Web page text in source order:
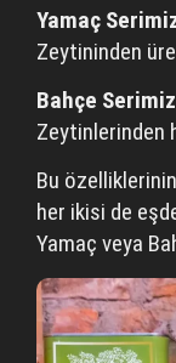
Yamaç
Zeytininden
Bahçe Serimiz
Zeytinlerinden
Bu
her ikisi de
Yamaç veya